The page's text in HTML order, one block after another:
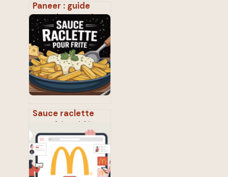
Paneer : guide
complet pour le
cuisiner, le choisir
et le comprendre
Sauce raclette
pour frite : idées
gourmandes et
recettes faciles